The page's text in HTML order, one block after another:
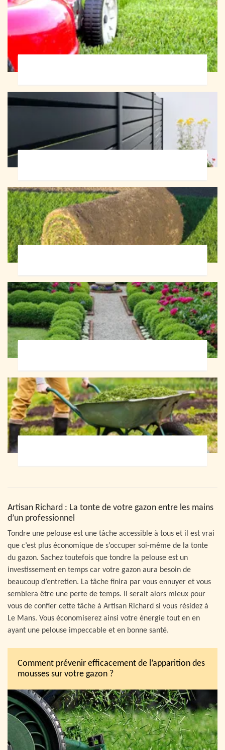
Artisan Richard : La tonte de votre gazon entre les mains
d’un professionnel
Tondre une pelouse est une tâche accessible à tous et il est vrai
que c’est plus économique de s’occuper soi-même de la tonte
du gazon. Sachez toutefois que tondre la pelouse est un
investissement en temps car votre gazon aura besoin de
beaucoup d’entretien. La tâche finira par vous ennuyer et vous
semblera être une perte de temps. Il serait alors mieux pour
vous de confier cette tâche à Artisan Richard si vous résidez à
Le Mans. Vous économiserez ainsi votre énergie tout en en
ayant une pelouse impeccable et en bonne santé.
Comment prévenir efficacement de l’apparition des
mousses sur votre gazon ?